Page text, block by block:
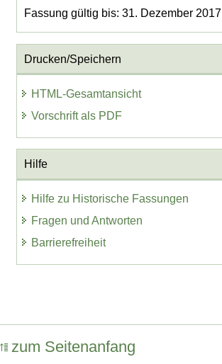
Fassung gültig bis: 31. Dezember 2017
Drucken/Speichern
HTML-Gesamtansicht
Vorschrift als PDF
Hilfe
Hilfe zu Historische Fassungen
Fragen und Antworten
Barrierefreiheit
zum Seitenanfang